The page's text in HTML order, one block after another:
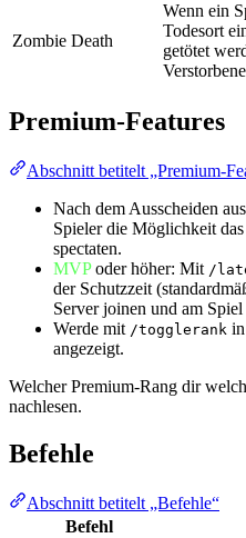
Zombie Death
Wenn ein
Todesort
getötet
Premium-Features
Abschnitt betitelt „Premium-
Nach dem Ausscheiden
Spieler die Möglichkeit
spectaten.
MVPoder höher: Mit /
der Schutzzeit
Server joinen und am
Werde mit /togglerank
angezeigt.
Welcher Premium-Rang dir
nachlesen.
Befehle
Abschnitt betitelt „Befehle“
Befehl